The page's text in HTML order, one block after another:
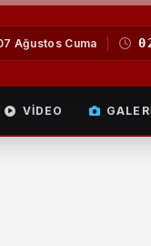
Ağustos Cuma
VIDEO